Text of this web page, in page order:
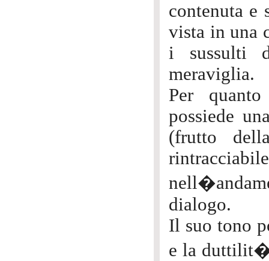
contenuta e
vista in una
i sussulti
meraviglia.
Per
possiede
(frutto
dialogo.
Il suo tono
e la duttilit�